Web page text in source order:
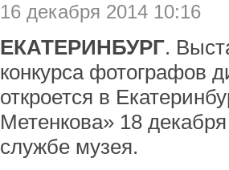
16 декабря 2014 10:16
ЕКАТЕРИНБУРГ.
конкурса фотографов
откроется в
Метенкова» 18
службе музея.